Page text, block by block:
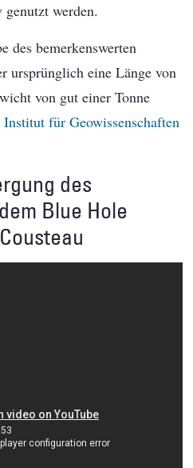
werden.
des bemerkenswerten
ursprünglich eine Länge von
von gut einer Tonne
Institut für Geowissenschaften
des
Blue Hole